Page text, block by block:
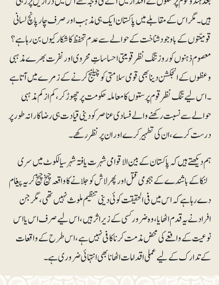
ہیں۔ مگر اس کے مقابلے میں پاکستان ایک ہی مذہب اور صرف چارپانچ لسانی
قومیّتوں کے باوجود شناخت کے حوالے سے عدم تحفظ کا شکار کیوں بن رہا ہے؟
معصوم ذہنوں کو روز تنگ نظر قومیتی احساساتِ محروی اور نفرت بھرے مذہبی
وعظوں کے انجکشن دینا بھی قومی سلامتی کو چیلنج کرنے کے زمرے میں آتا ہے
۔ اس لیے تنگ نظرقوم پرستوں کا معاملہ حکومت پر چھوڑ کر، کم از کم مذہبی
حوالے سے نسبت رکھنے والے فسادی عناصر کو دینی قیادت ہی رضاکارانہ طور پر
درست کرے، ان کی تطہیر کرے اور ان پر نظررکھے۔
ہم دیکھتے ہیں کہ پاکستان کے بین الاقوامی شہرت یافتہ شہر سیالکوٹ میں سری
لنکا کے باشندے کے ہجومی قتل اور پھر لاش کو جلانے کا واقعہ چیخ چیخ کر یہ پیغام
دے رہا ہے کہ اس میں فی الحقیقت کوئی دینی تنظیم ملوث نہیں تھی، مگر جن
افراد نے یہ قدم اٹھایا، وہ ضرور کسی کے زیر اثر ہیں، اس لیے صرف اس یا اس
نوعیت کے واقعے کی محض مذمت کر نا کافی نہیں ہے، اس طرح کے واقعات
کے تدارک کےلیے عملی اقدامات اٹھانا بھی انتہائی ضروری ہے ۔